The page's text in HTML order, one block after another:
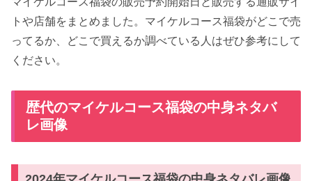
トや店舗をまとめました。マイケルコース福袋がどこで売
ってるか、どこで買えるか調べている人はぜひ参考にして
ください。
歴代のマイケルコース福袋の中身ネタバ
レ画像